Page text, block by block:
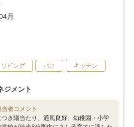
月
リビング バス キッチン
ジメント
者コメント
つき陽当たり、通風良好。幼稚園・小学